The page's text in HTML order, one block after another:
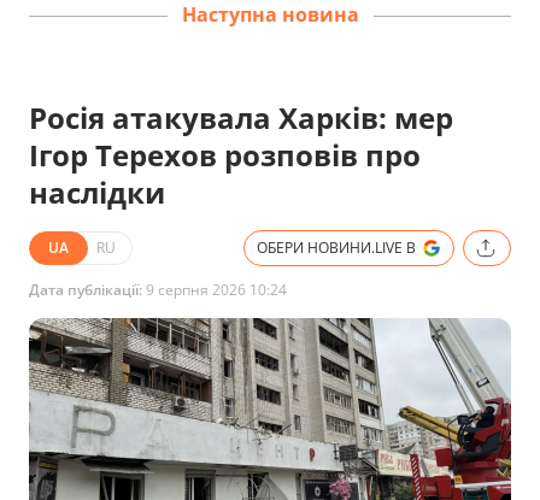
Наступна новина
Росія атакувала Харків: мер
Ігор Терехов розповів про
наслідки
UA RU ОБЕРИ НОВИНИ.LIVE В
Дата публікації:9 серпня 2026 10:24